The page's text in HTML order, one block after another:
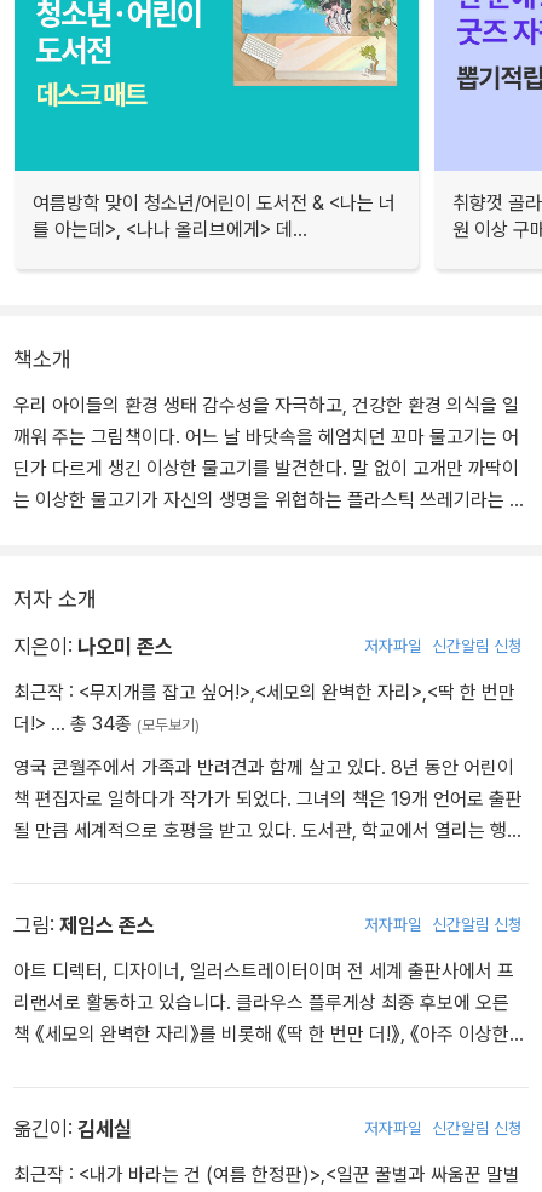
여름방학 맞이 청소년/어린이 도서전 & <나는 너
를 아는데>, <나나 올리브에게> 데...
취향껏 골
원 이상 구
책소개
우리 아이들의 환경 생태 감수성을 자극하고, 건강한 환경 의식을 일
깨워 주는 그림책이다. 어느 날 바닷속을 헤엄치던 꼬마 물고기는 어
딘가 다르게 생긴 이상한 물고기를 발견한다. 말 없이 고개만 까딱이
는 이상한 물고기가 자신의 생명을 위협하는 플라스틱 쓰레기라는 사
그물에 다리가 엉킨 문어 그리고 비닐봉지를 입에 물고 있는 거북을
만나게 된다. 우리가 손쉽게 쓰고 버린 플라스틱과 비닐봉지로 인해
고통받는 바다 생물들의 모습을 아주 덤덤하게 표현했다.
단순히 환경 오염과 관련된 정보를 제공하고, 환경 보호를 위한 구체
적인 실천을 요구하는 이야기가 아니다. 우리로 인해 달라진 바다 생
태의 모습을 인지하고, 바다를 보호하는 것이 곧 우리의 삶을 지키는
아가기 위해 무엇을 해야 할지 생각하고 행동할 것이다.
저자 소개
지은이: 나오미 존스 저자파일 신간알림 신청
최근작 : <무지개를 잡고 싶어!> <세모의 완벽한 자리> <딱 한 번만
더!> … 총 34종 (모두보기)
영국 콘월주에서 가족과 반려견과 함께 살고 있다. 8년 동안 어린이
책 편집자로 일하다가 작가가 되었다. 그녀의 책은 19개 언어로 출판
될 만큼 세계적으로 호평을 받고 있다. 도서관, 학교에서 열리는 행사
그림: 제임스 존스 저자파일 신간알림 신청
아트 디렉터, 디자이너, 일러스트레이터이며 전 세계 출판사에서 프
리랜서로 활동하고 있습니다. 클라우스 플루게상 최종 후보에 오른
책 《세모의 완벽한 자리》를 비롯해 《딱 한 번만 더!》, 《아주 이상한
옮긴이: 김세실 저자파일 신간알림 신청
최근작 : <내가 바라는 건 (여름 한정판)> <일꾼 꿀벌과 싸움꾼 말벌